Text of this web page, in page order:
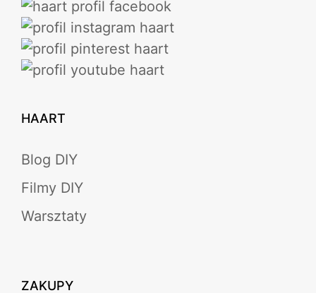
HAART
Blog DIY
Filmy DIY
Warsztaty
ZAKUPY